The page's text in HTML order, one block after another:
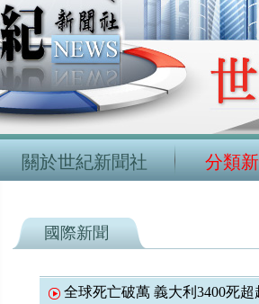
關於世紀新聞社 分類
國際新聞
全球死亡破萬 義大利3400死超